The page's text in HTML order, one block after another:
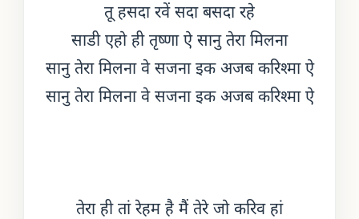
तू हसदा रवें सदा बसदा रहे
साडी एहो ही तृष्णा ऐ सानु तेरा मिलना
सानु तेरा मिलना वे सजना इक अजब करिश्मा ऐ
सानु तेरा मिलना वे सजना इक अजब करिश्मा ऐ
तेरा ही तां रेहम है मैं तेरे जो करिव हां